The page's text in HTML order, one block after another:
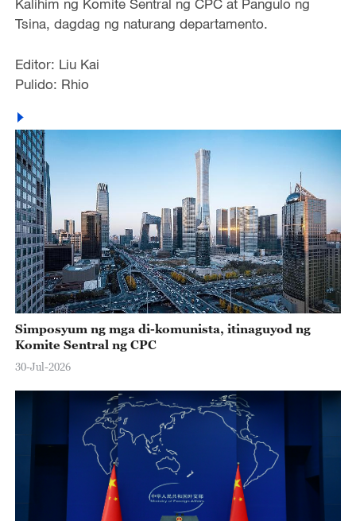
Kalihim ng Komite Sentral ng CPC at Pangulo ng
Tsina, dagdag ng naturang departamento.
Editor: Liu Kai
Pulido: Rhio
Simposyum ng mga di-komunista, itinaguyod ng
Komite Sentral ng CPC
30-Jul-2026